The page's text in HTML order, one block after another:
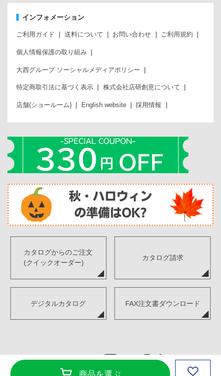
インフォメーション
ご利用ガイド 送料について お問い合わせ ご利用規約
個人情報保護の取り組み
大西グループ ソーシャルメディアポリシー
特定商取引法に基づく表示 株式会社店研創意について
店舗(ショールーム) English website 採用情報
カタログからのご注文
(クイックオーダー)
カタログ請求
デジタルカタログ FAX注文書ダウンロード